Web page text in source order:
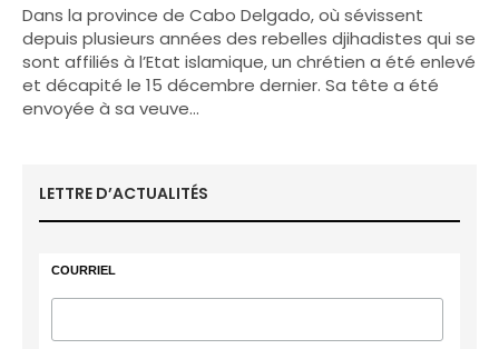
Dans la province de Cabo Delgado, où sévissent
depuis plusieurs années des rebelles djihadistes qui se
sont affiliés à l’Etat islamique, un chrétien a été enlevé
et décapité le 15 décembre dernier. Sa tête a été
envoyée à sa veuve…
LETTRE D’ACTUALITÉS
COURRIEL